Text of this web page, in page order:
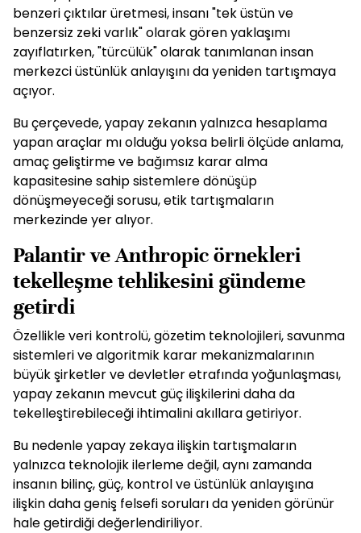
benzeri çıktılar üretmesi, insanı "tek üstün ve
benzersiz zeki varlık" olarak gören yaklaşımı
zayıflatırken, "türcülük" olarak tanımlanan insan
merkezci üstünlük anlayışını da yeniden tartışmaya
açıyor.
Bu çerçevede, yapay zekanın yalnızca hesaplama
yapan araçlar mı olduğu yoksa belirli ölçüde anlama,
amaç geliştirme ve bağımsız karar alma
kapasitesine sahip sistemlere dönüşüp
dönüşmeyeceği sorusu, etik tartışmaların
merkezinde yer alıyor.
Palantir ve Anthropic örnekleri
tekelleşme tehlikesini gündeme
getirdi
Özellikle veri kontrolü, gözetim teknolojileri, savunma
sistemleri ve algoritmik karar mekanizmalarının
büyük şirketler ve devletler etrafında yoğunlaşması,
yapay zekanın mevcut güç ilişkilerini daha da
tekelleştirebileceği ihtimalini akıllara getiriyor.
Bu nedenle yapay zekaya ilişkin tartışmaların
yalnızca teknolojik ilerleme değil, aynı zamanda
insanın bilinç, güç, kontrol ve üstünlük anlayışına
ilişkin daha geniş felsefi soruları da yeniden görünür
hale getirdiği değerlendiriliyor.